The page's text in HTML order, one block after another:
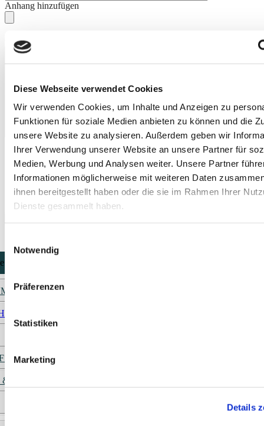
Diese Webseite verwendet Cookies
Wir verwenden Cookies, um Inhalte und Anzeigen zu
Funktionen für soziale Medien anbieten zu können und die
unsere Website zu analysieren. Außerdem geben wir
Ihrer Verwendung unserer Website an unsere Partner für
Medien, Werbung und Analysen weiter. Unsere Partner
Informationen möglicherweise mit weiteren Daten
ihnen bereitgestellt haben oder die sie im Rahmen Ihrer
Dienste gesammelt haben.
Notwendig
Präferenzen
Statistiken
Marketing
Details
Anhang hinzufügen
Grund der Retoure
Mit dem Klick auf "Retoure beantragen" akzeptierst du die
Datenschutzerkläung und bist mit der Verarbeitung und
Speicherung deiner Daten einverstanden.
ZAHLUNG